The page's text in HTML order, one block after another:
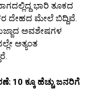
ಭಾರಿ ತೂಕದ
ದೇಹದ ಮೇಲೆ ಬಿದ್ದಿವೆ.
ಅವಶೇಷಗಳ
ಅತ್ಯಂತ
10 ಕ್ಕೂ ಹೆಚ್ಚು ಜನರಿಗೆ